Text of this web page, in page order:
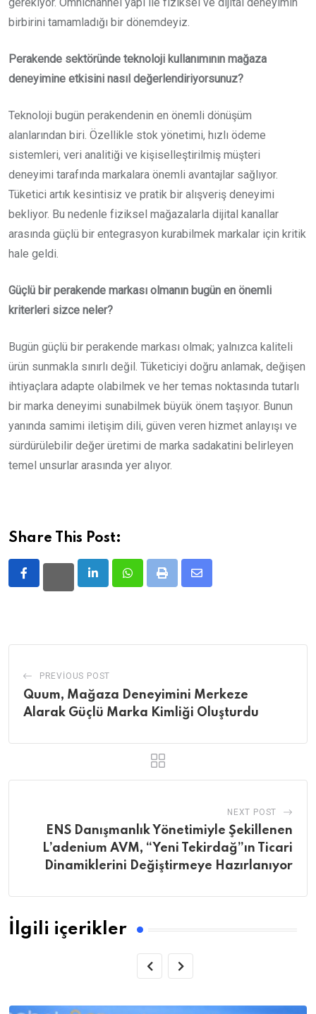
birbirini tamamladığı bir dönemdeyiz.
Perakende sektöründe teknoloji kullanımının mağaza
deneyimine etkisini nasıl değerlendiriyorsunuz?
Teknoloji bugün perakendenin en önemli dönüşüm
alanlarından biri. Özellikle stok yönetimi, hızlı ödeme
sistemleri, veri analitiği ve kişiselleştirilmiş müşteri
deneyimi tarafında markalara önemli avantajlar sağlıyor.
Tüketici artık kesintisiz ve pratik bir alışveriş deneyimi
bekliyor. Bu nedenle fiziksel mağazalarla dijital kanallar
arasında güçlü bir entegrasyon kurabilmek markalar için kritik
hale geldi.
Güçlü bir perakende markası olmanın bugün en önemli
kriterleri sizce neler?
Bugün güçlü bir perakende markası olmak; yalnızca kaliteli
ürün sunmakla sınırlı değil. Tüketiciyi doğru anlamak, değişen
ihtiyaçlara adapte olabilmek ve her temas noktasında tutarlı
bir marka deneyimi sunabilmek büyük önem taşıyor. Bunun
yanında samimi iletişim dili, güven veren hizmet anlayışı ve
sürdürülebilir değer üretimi de marka sadakatini belirleyen
temel unsurlar arasında yer alıyor.
Share This Post:
LinkedInWhatsappPrint
Share
PREVIOUS POST
Quum, Mağaza Deneyimini Merkeze
Alarak Güçlü Marka Kimliği Oluşturdu
NEXT POST
ENS Danışmanlık Yönetimiyle Şekillenen
L’adenium AVM, “Yeni Tekirdağ”ın Ticari
Dinamiklerini Değiştirmeye Hazırlanıyor
İlgili içerikler